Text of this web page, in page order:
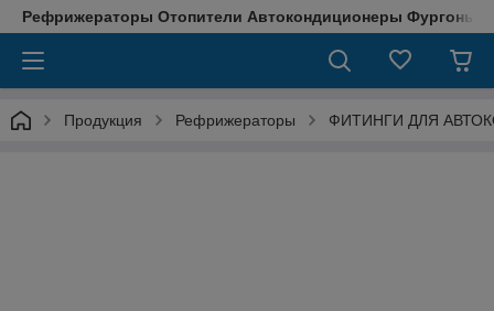
Рефрижераторы Отопители Автокондиционеры Фургоны
Продукция Рефрижераторы ФИТИНГИ ДЛЯ